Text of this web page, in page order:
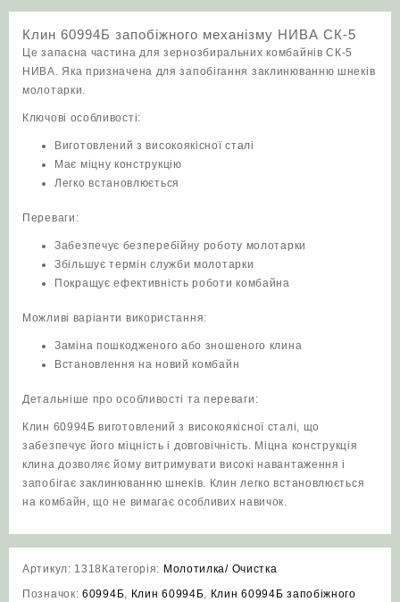
Клин 60994Б запобіжного механізму НИВА СК-5
Це запасна частина для зернозбиральних комбайнів СК-5
НИВА. Яка призначена для запобігання заклинюванню шнеків
молотарки.
Ключові особливості:
Виготовлений з високоякісної сталі
Має міцну конструкцію
Легко встановлюється
Переваги:
Забезпечує безперебійну роботу молотарки
Збільшує термін служби молотарки
Покращує ефективність роботи комбайна
Можливі варіанти використання:
Заміна пошкодженого або зношеного клина
Встановлення на новий комбайн
Детальніше про особливості та переваги:
Клин 60994Б виготовлений з високоякісної сталі, що
забезпечує його міцність і довговічність. Міцна конструкція
клина дозволяє йому витримувати високі навантаження і
запобігає заклинюванню шнеків. Клин легко встановлюється
на комбайн, що не вимагає особливих навичок.
Артикул: 1318 Категорія: Молотилка/ Очистка
Позначок: 60994Б, Клин 60994Б, Клин 60994Б запобіжного